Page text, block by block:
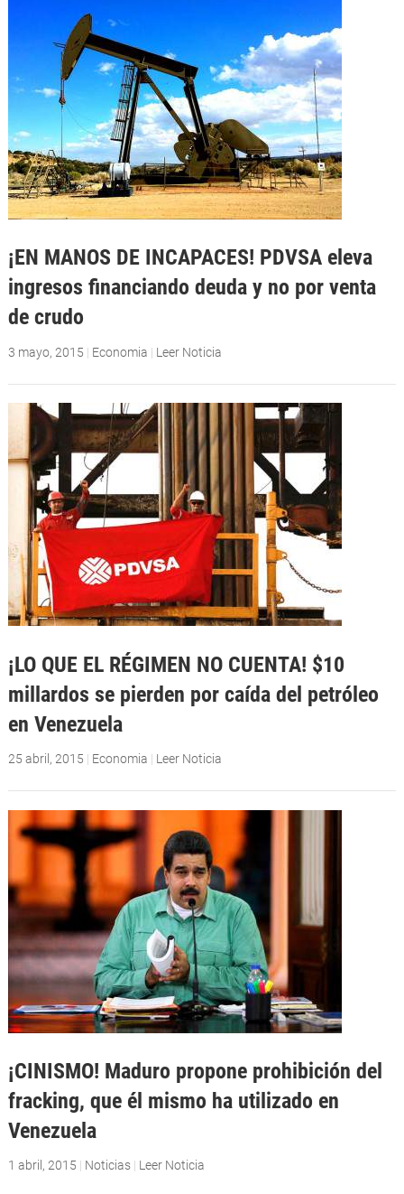
¡EN MANOS DE INCAPACES! PDVSA eleva
ingresos financiando deuda y no por venta
de crudo
3 mayo, 2015 | Economia | Leer Noticia
¡LO QUE EL RÉGIMEN NO CUENTA! $10
millardos se pierden por caída del petróleo
en Venezuela
25 abril, 2015 | Economia | Leer Noticia
¡CINISMO! Maduro propone prohibición del
fracking, que él mismo ha utilizado en
Venezuela
1 abril, 2015 | Noticias | Leer Noticia